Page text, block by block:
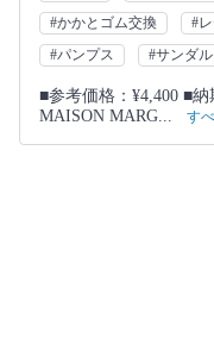
#かかとゴム交換
#
#パンプス
#サンダル
■参考価格：¥4,400 ■
MAISON MARG...
す